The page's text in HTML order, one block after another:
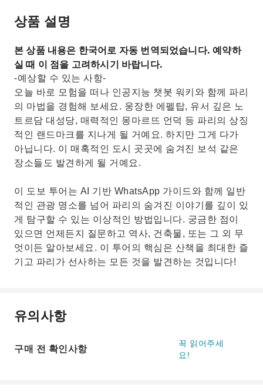
상품 설명
본 상품 내용은 한국어로 자동 번역되었습니다. 예약하
실 때 이 점을 고려하시기 바랍니다.
-예상할 수 있는 사항-
오늘 바로 모험을 떠나 인공지능 챗봇 워키와 함께 파리
의 마법을 경험해 보세요. 웅장한 에펠탑, 유서 깊은 노
트르담 대성당, 매력적인 몽마르뜨 언덕 등 파리의 상징
적인 랜드마크를 지나게 될 거예요. 하지만 그게 다가
아닙니다. 이 매혹적인 도시 곳곳에 숨겨진 보석 같은
장소들도 발견하게 될 거예요.
이 도보 투어는 AI 기반 WhatsApp 가이드와 함께 일반
적인 관광 명소를 넘어 파리의 숨겨진 이야기를 깊이 있
게 탐구할 수 있는 이상적인 방법입니다. 궁금한 점이
있으면 언제든지 질문하고 역사, 건축물, 또는 그 외 무
엇이든 알아보세요. 이 투어의 ​​핵심은 산책을 최대한 즐
기고 파리가 선사하는 모든 것을 발견하는 것입니다!
유의사항
구매 전 확인사항
꼭 읽어주세
요!